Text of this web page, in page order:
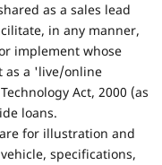
as a sales lead
in any manner,
implement whose
as a 'live/online
Act, 2000 (as
loans.
for illustration and
specifications,